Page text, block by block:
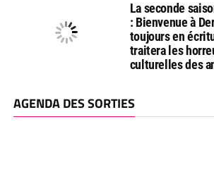
La seconde
: Bienvenue à
toujours en
traitera les
culturelles des
AGENDA DES SORTIES